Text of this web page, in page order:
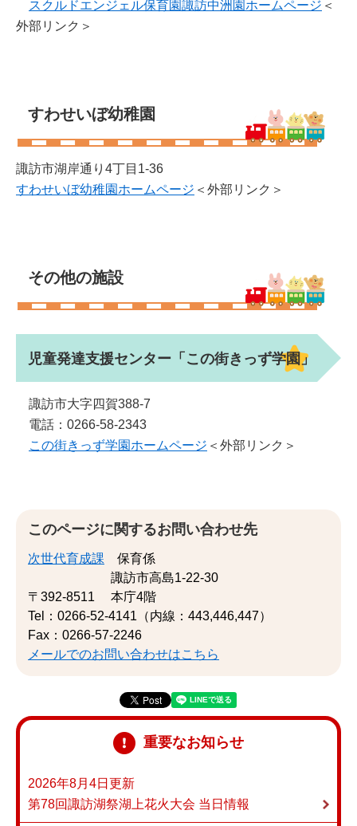
スクルドエンジェル保育園諏訪中洲園ホームページ ＜
外部リンク＞
すわせいぼ幼稚園
諏訪市湖岸通り4丁目1-36
すわせいぼ幼稚園ホームページ ＜外部リンク＞
その他の施設
児童発達支援センター「この街きっず学園」
諏訪市大字四賀388-7
電話：0266-58-2343
この街きっず学園ホームページ ＜外部リンク＞
このページに関するお問い合わせ先
次世代育成課 保育係
〒392-8511
諏訪市高島1-22-30
本庁4階
Tel：0266-52-4141（内線：443,446,447）
Fax：0266-57-2246
メールでのお問い合わせはこちら
重要なお知らせ
2026年8月4日更新
第78回諏訪湖祭湖上花火大会 当日情報